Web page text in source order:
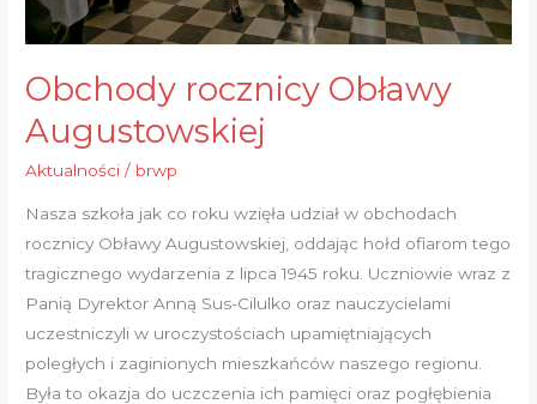
Obchody rocznicy Obławy
Augustowskiej
Aktualności / brwp
Nasza szkoła jak co roku wzięła udział w obchodach
rocznicy Obławy Augustowskiej, oddając hołd ofiarom tego
tragicznego wydarzenia z lipca 1945 roku. Uczniowie wraz z
Panią Dyrektor Anną Sus-Cilulko oraz nauczycielami
uczestniczyli w uroczystościach upamiętniających
poległych i zaginionych mieszkańców naszego regionu.
Była to okazja do uczczenia ich pamięci oraz pogłębienia